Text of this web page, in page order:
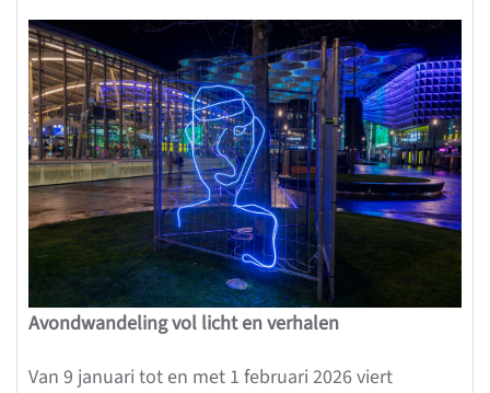
Avondwandeling vol licht en verhalen
Van 9 januari tot en met 1 februari 2026 viert